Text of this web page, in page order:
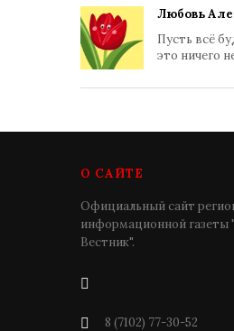
Любовь
Пусть всё
это ничего
О САЙТЕ
Официальный сайт
информационной газеты
Вестник".
8 (7102) 77-30-52